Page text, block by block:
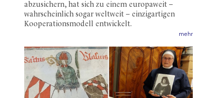
abzusichern, hat sich zu einem europaweit –
wahrscheinlich sogar weltweit – einzigartigen
Kooperationsmodell entwickelt.
mehr